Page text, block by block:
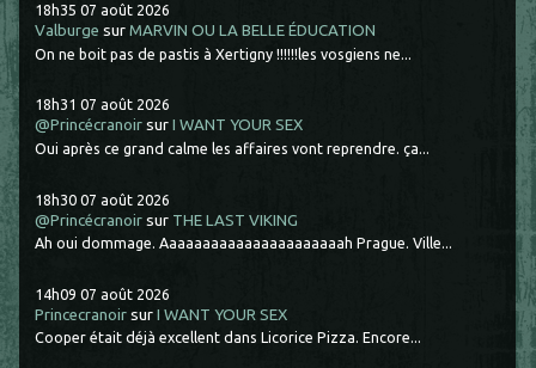
18h35 07 août 2026
Valburge surMARVIN OU LA BELLE ÉDUCATION
On ne boit pas de pastis à Xertigny !!!!!!les vosgiens ne...
18h31 07 août 2026
@Princécranoir surI WANT YOUR SEX
Oui après ce grand calme les affaires vont reprendre. ça...
18h30 07 août 2026
@Princécranoir sur THE LAST VIKING
Ah oui dommage. Aaaaaaaaaaaaaaaaaaaaaah Prague. Ville...
14h09 07 août 2026
Princecranoir surI WANT YOUR SEX
Cooper était déjà excellent dans Licorice Pizza. Encore...